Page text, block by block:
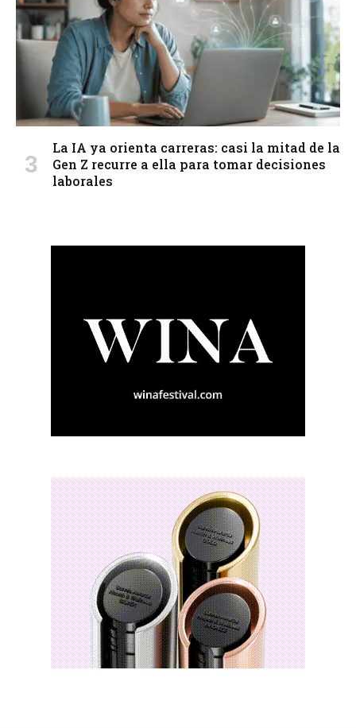
La IA ya orienta carreras: casi la mitad de la
Gen Z recurre a ella para tomar decisiones
laborales